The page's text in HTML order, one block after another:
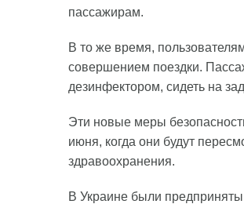
пассажирам.
В то же время,
совершением поездки.
дезинфектором, сидеть на
Эти новые меры
июня, когда они будут
здравоохранения.
В Украине были